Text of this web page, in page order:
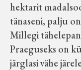
hektarit
tänaseni, palju
Millegi
Praeguseks on
järglasi vähe